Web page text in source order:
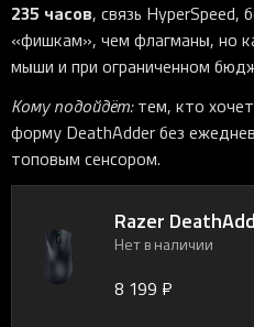
235 часов, связь HyperSpeed,
«фишкам», чем флагманы, но
мыши и при ограниченном
Кому подойдёт:тем, кто
форму DeathAdder без
топовым сенсором.
Razer
Нет в наличии
8 199 ₽